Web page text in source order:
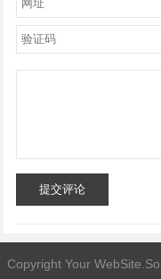
提交评论
Copyright Your